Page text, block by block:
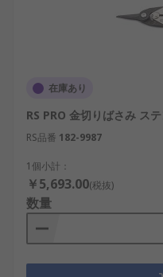
在庫あり
RS PRO 金切りばさみ ス
RS品番 182-9987
1個小計：
￥5,693.00(税抜)
数量